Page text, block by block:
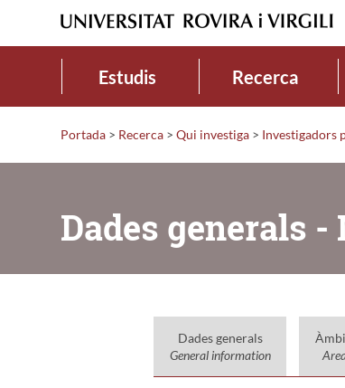
Estudis Recerca
Portada > Recerca > Qui investiga > Investigadors
Dades generals
Dades generals
General information